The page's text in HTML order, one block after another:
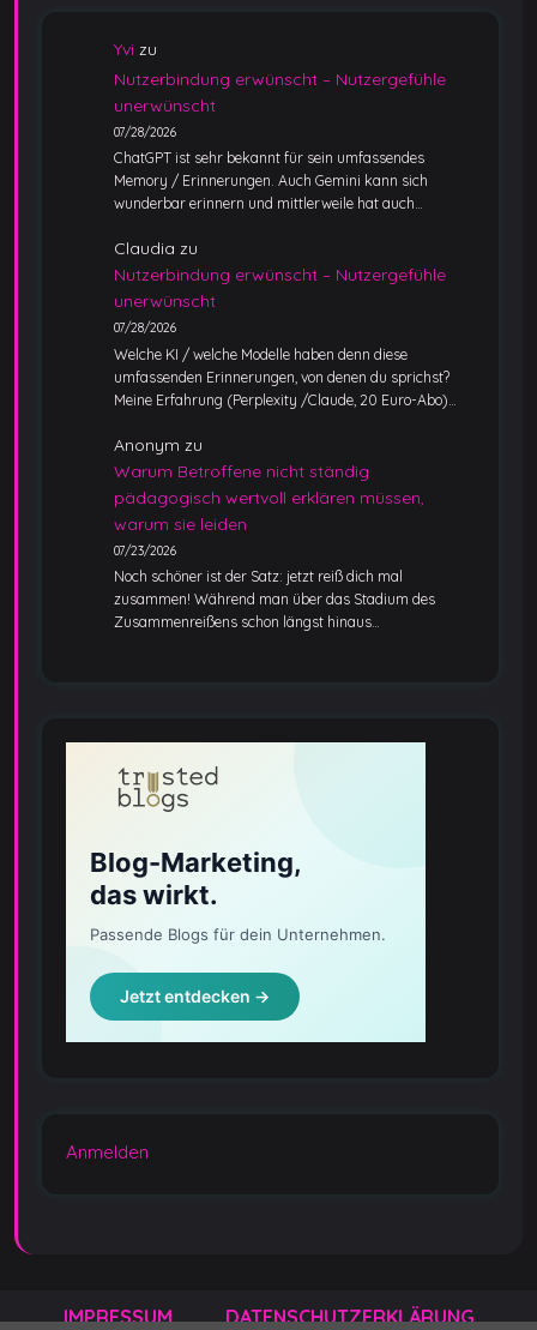
Yvi zu
Nutzerbindung erwünscht – Nutzergefühle
unerwünscht
07/28/2026
ChatGPT ist sehr bekannt für sein umfassendes
Memory / Erinnerungen. Auch Gemini kann sich
wunderbar erinnern und mittlerweile hat auch…
Claudia zu
Nutzerbindung erwünscht – Nutzergefühle
unerwünscht
07/28/2026
Welche KI / welche Modelle haben denn diese
umfassenden Erinnerungen, von denen du sprichst?
Meine Erfahrung (Perplexity /Claude, 20 Euro-Abo)…
Anonym zu
Warum Betroffene nicht ständig
pädagogisch wertvoll erklären müssen,
warum sie leiden
07/23/2026
Noch schöner ist der Satz: jetzt reiß dich mal
zusammen! Während man über das Stadium des
Zusammenreißens schon längst hinaus…
Anmelden
IMPRESSUM DATENSCHUTZERKLÄRUNG